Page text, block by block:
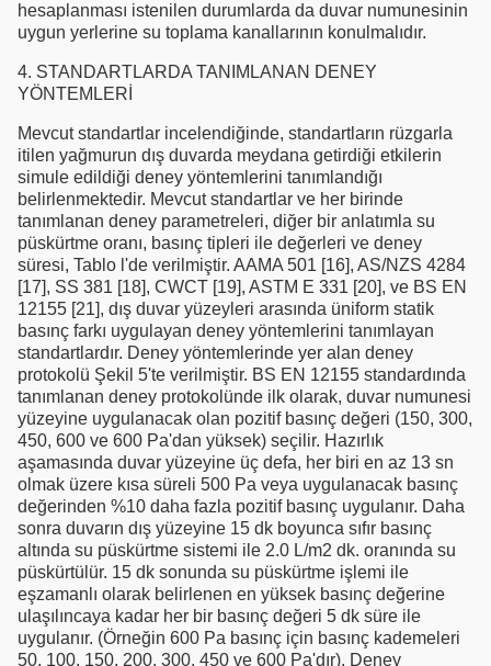
hesaplanması istenilen durumlarda da duvar numunesinin
uygun yerlerine su toplama kanallarının konulmalıdır.
4. STANDARTLARDA TANIMLANAN DENEY
YÖNTEMLERİ
Mevcut standartlar incelendiğinde, standartların rüzgarla
itilen yağmurun dış duvarda meydana getirdiği etkilerin
simule edildiği deney yöntemlerini tanımlandığı
belirlenmektedir. Mevcut standartlar ve her birinde
tanımlanan deney parametreleri, diğer bir anlatımla su
püskürtme oranı, basınç tipleri ile değerleri ve deney
süresi, Tablo l'de verilmiştir. AAMA 501 [16], AS/NZS 4284
[17], SS 381 [18], CWCT [19], ASTM E 331 [20], ve BS EN
12155 [21], dış duvar yüzeyleri arasında üniform statik
basınç farkı uygulayan deney yöntemlerini tanımlayan
standartlardır. Deney yöntemlerinde yer alan deney
protokolü Şekil 5'te verilmiştir. BS EN 12155 standardında
tanımlanan deney protokolünde ilk olarak, duvar numunesi
yüzeyine uygulanacak olan pozitif basınç değeri (150, 300,
450, 600 ve 600 Pa'dan yüksek) seçilir. Hazırlık
aşamasında duvar yüzeyine üç defa, her biri en az 13 sn
olmak üzere kısa süreli 500 Pa veya uygulanacak basınç
değerinden %10 daha fazla pozitif basınç uygulanır. Daha
sonra duvarın dış yüzeyine 15 dk boyunca sıfır basınç
altında su püskürtme sistemi ile 2.0 L/m2 dk. oranında su
püskürtülür. 15 dk sonunda su püskürtme işlemi ile
eşzamanlı olarak belirlenen en yüksek basınç değerine
ulaşılıncaya kadar her bir basınç değeri 5 dk süre ile
uygulanır. (Örneğin 600 Pa basınç için basınç kademeleri
50, 100, 150, 200, 300, 450 ve 600 Pa'dır). Deney